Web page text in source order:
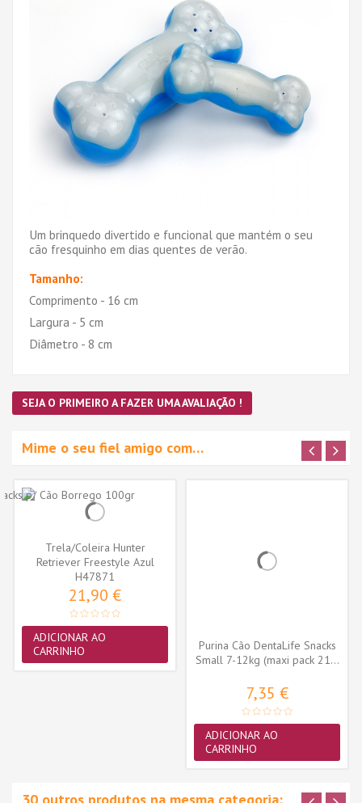
Um brinquedo divertido e funcional que mantém o seu
cão fresquinho em dias quentes de verão.
Tamanho:
Comprimento - 16 cm
Largura - 5 cm
Diâmetro - 8 cm
SEJA O PRIMEIRO A FAZER UMA AVALIAÇÃO !
Mime o seu fiel amigo com…
Trela/Coleira Hunter
Retriever Freestyle Azul
Petroleo...
H47871
21,90 €
ADICIONAR AO
CARRINHO
Purina Cão DentaLife Snacks
Small 7-12kg (maxi pack 21...
7,35 €
ADICIONAR AO
CARRINHO
30 outros produtos na mesma categoria: